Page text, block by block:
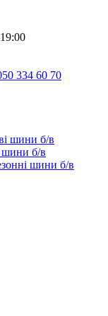
334 60 70
шини б/в
шини б/в
шини б/в